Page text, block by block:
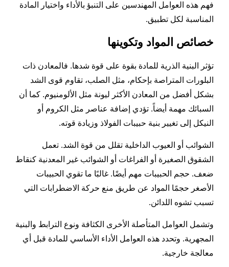
فهم هذه العوامل المهندسين على التنبؤ بالأداء واختيار المادة
المناسبة لكل تطبيق.
خصائص المواد وتكوينها
تؤثر البنية الذرية للمادة بقوة على قوة شدها. فالمعادن ذات
البلورات المتراصة بإحكام، مثل الصلب، تقاوم قوى الشد
بشكل أفضل من المعادن الأكثر ليونة مثل الألومنيوم. كما أن
السبائك مهمة أيضاً. تؤدي إضافة عناصر مثل الكروم أو
النيكل إلى تغيير بنية حبيبات الفولاذ وزيادة قوته.
الشوائب أو العيوب الداخلية تقلل من قوة الشد. تعمل
الشقوق الصغيرة أو الفراغات أو الشوائب غير المعدنية كنقاط
ضعف. حجم الحبيبات مهم أيضًا. غالبًا ما تقوي الحبيبات
الأصغر حجمًا المواد عن طريق منع حركة الاضطرابات التي
تسبب تشوه اللدائن.
وتشمل العوامل المتأصلة الأخرى الكثافة ونوع الترابط والبنية
المجهرية. وتحدد هذه العوامل الأداء الأساسي للمادة قبل أي
معالجة خارجية.